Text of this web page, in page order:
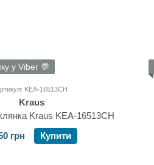
у Viber 💬
KEA-16513CH
Kraus
Kraus KEA-16513CH
грн
Купити